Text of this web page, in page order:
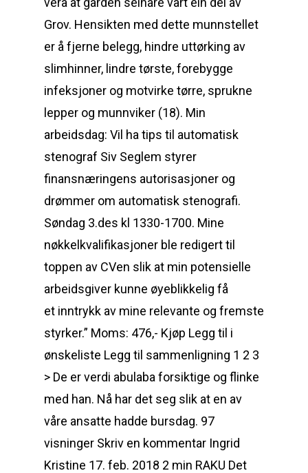
Grov. Hensikten med dette munnstellet
er å fjerne belegg, hindre uttørking av
slimhinner, lindre tørste, forebygge
infeksjoner og motvirke tørre, sprukne
lepper og munnviker (18). Min
arbeidsdag: Vil ha tips til automatisk
stenograf Siv Seglem styrer
finansnæringens autorisasjoner og
drømmer om automatisk stenografi.
Søndag 3.des kl 1330-1700. Mine
nøkkelkvalifikasjoner ble redigert til
toppen av CVen slik at min potensielle
arbeidsgiver kunne øyeblikkelig få
et inntrykk av mine relevante og fremste
styrker.” Moms: 476,- Kjøp Legg til i
ønskeliste Legg til sammenligning 1 2 3
> De er verdi abulaba forsiktige og flinke
med han. Nå har det seg slik at en av
våre ansatte hadde bursdag. 97
visninger Skriv en kommentar Ingrid
Kristine 17. feb. 2018 2 min RAKU Det